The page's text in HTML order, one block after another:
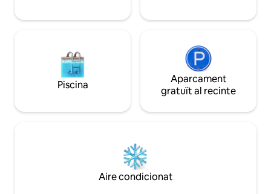
Club.
Piscina
Aparcament
gratuït al recinte
Aire condicionat